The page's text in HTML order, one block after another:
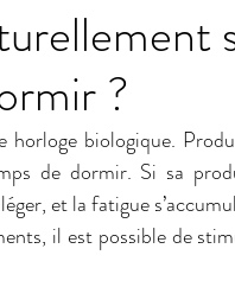
?
biologique.
de dormir. Si sa
et la fatigue
il est possible de